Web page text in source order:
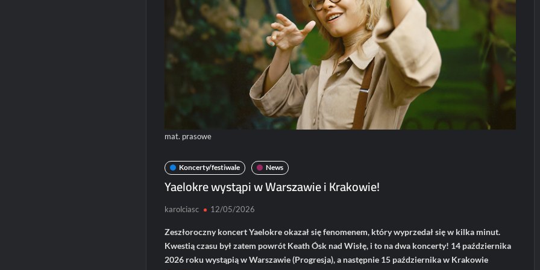
mat. prasowe
Koncerty/festiwale News
Yaelokre wystąpi w Warszawie i Krakowie!
karolciasc 12/05/2026
Zeszłoroczny koncert Yaelokre okazał się fenomenem, który wyprzedał się w kilka minut.
Kwestią czasu był zatem powrót Keath Ósk nad Wisłę, i to na dwa koncerty! 14 października
2026 roku wystąpią w Warszawie (Progresja), a następnie 15 października w Krakowie
Koncerty/festiwale
News
Patronat
POLECANE News
POLECANE
Paweł Rychter
Koncerty/festiwale
Haken na koncercie
w Polsce!